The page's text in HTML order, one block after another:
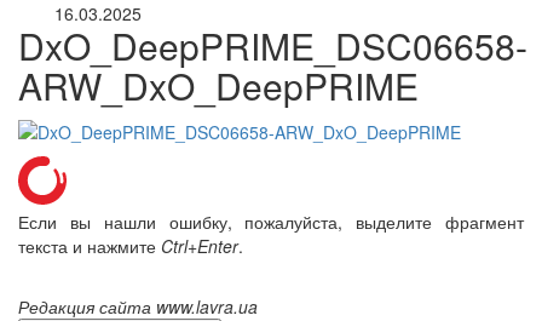
16.03.2025
DxO_DeepPRIME_DSC06658-
ARW_DxO_DeepPRIME
Если вы нашли ошибку, пожалуйста, выделите фрагмент
текста и нажмите Ctrl+Enter.
Редакция сайта www.lavra.ua